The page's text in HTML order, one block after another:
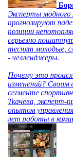
Эксперты
прогнозируют
позиции
серьезно
теснят молодые,
- челленджеры.
Почему это
изменений? Своим
сегменте
Ткачева, эксперт-
опытом
лет работы в